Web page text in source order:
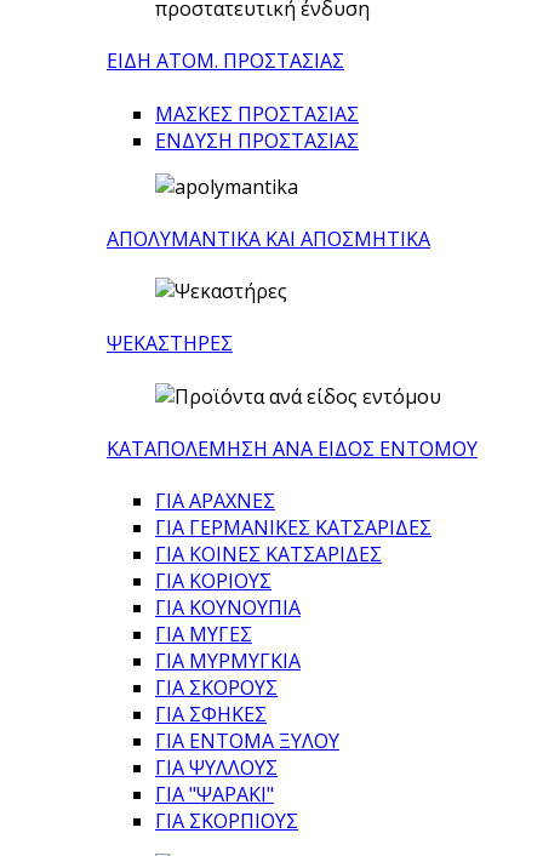
ΕΙΔΗ ΑΤΟΜ. ΠΡΟΣΤΑΣΙΑΣ
ΜΑΣΚΕΣ ΠΡΟΣΤΑΣΙΑΣ
ΕΝΔΥΣΗ ΠΡΟΣΤΑΣΙΑΣ
ΑΠΟΛΥΜΑΝΤΙΚΑ ΚΑΙ ΑΠΟΣΜΗΤΙΚΑ
ΨΕΚΑΣΤΗΡΕΣ
ΚΑΤΑΠΟΛΕΜΗΣΗ ΑΝΑ ΕΙΔΟΣ ΕΝΤΟΜΟΥ
ΓΙΑ ΑΡΑΧΝΕΣ
ΓΙΑ ΓΕΡΜΑΝΙΚΕΣ ΚΑΤΣΑΡΙΔΕΣ
ΓΙΑ ΚΟΙΝΕΣ ΚΑΤΣΑΡΙΔΕΣ
ΓΙΑ ΚΟΡΙΟΥΣ
ΓΙΑ ΚΟΥΝΟΥΠΙΑ
ΓΙΑ ΜΥΓΕΣ
ΓΙΑ ΜΥΡΜΥΓΚΙΑ
ΓΙΑ ΣΚΟΡΟΥΣ
ΓΙΑ ΣΦΗΚΕΣ
ΓΙΑ ΕΝΤΟΜΑ ΞΥΛΟΥ
ΓΙΑ ΨΥΛΛΟΥΣ
ΓΙΑ "ΨΑΡΑΚΙ"
ΓΙΑ ΣΚΟΡΠΙΟΥΣ